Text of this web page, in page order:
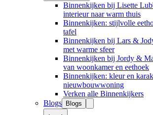
Binnenkijken bij Lisette
interieur naar warm thuis
Binnenkijken: stijlvolle
tafel
Binnenkijken bij Lars &
met warme sfeer
Binnenkijken bij Jordy &
van woonkamer en eethoek
Binnenkijken: kleur en
nieuwbouwwoning
Verken alle Binnenkijkers
Blogs
Blogs